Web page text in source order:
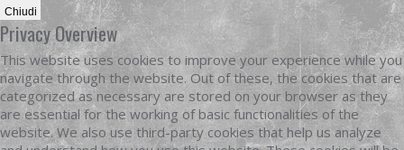
Chiudi
Privacy Overview
This website uses cookies to improve your experience while you
navigate through the website. Out of these, the cookies that are
categorized as necessary are stored on your browser as they
are essential for the working of basic functionalities of the
website. We also use third-party cookies that help us analyze